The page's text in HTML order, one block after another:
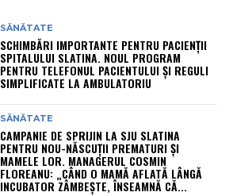
SĂNĂTATE
SCHIMBĂRI IMPORTANTE PENTRU PACIENȚII
SPITALULUI SLATINA. NOUL PROGRAM
PENTRU TELEFONUL PACIENTULUI ȘI REGULI
SIMPLIFICATE LA AMBULATORIU
SĂNĂTATE
CAMPANIE DE SPRIJIN LA SJU SLATINA
PENTRU NOU-NĂSCUȚII PREMATURI ȘI
MAMELE LOR. MANAGERUL COSMIN
FLOREANU: „CÂND O MAMĂ AFLATĂ LÂNGĂ
INCUBATOR ZÂMBEȘTE, ÎNSEAMNĂ CĂ...